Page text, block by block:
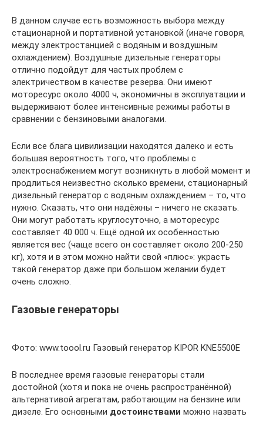
В данном случае есть возможность выбора между
стационарной и портативной установкой (иначе говоря,
между электростанцией с водяным и воздушным
охлаждением). Воздушные дизельные генераторы
отлично подойдут для частых проблем с
электричеством в качестве резерва. Они имеют
моторесурс около 4000 ч, экономичны в эксплуатации и
выдерживают более интенсивные режимы работы в
сравнении с бензиновыми аналогами.
Если все блага цивилизации находятся далеко и есть
большая вероятность того, что проблемы с
электроснабжением могут возникнуть в любой момент и
продлиться неизвестно сколько времени, стационарный
дизельный генератор с водяным охлаждением – то, что
нужно. Сказать, что они надёжны – ничего не сказать.
Они могут работать круглосуточно, а моторесурс
составляет 40 000 ч. Ещё одной их особенностью
является вес (чаще всего он составляет около 200-250
кг), хотя и в этом можно найти свой «плюс»: украсть
такой генератор даже при большом желании будет
очень сложно.
Газовые генераторы
Фото: www.toool.ru Газовый генератор KIPOR KNE5500E
В последнее время газовые генераторы стали
достойной (хотя и пока не очень распространённой)
альтернативой агрегатам, работающим на бензине или
дизеле. Его основными достоинствами можно назвать